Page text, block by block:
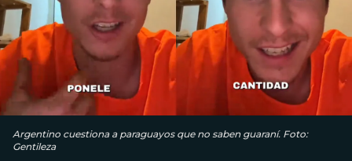
Argentino cuestiona a paraguayos que no saben guaraní. Foto:
Gentileza